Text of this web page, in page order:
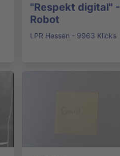
"Respekt digital" -
Robot
LPR Hessen - 9963 Klicks